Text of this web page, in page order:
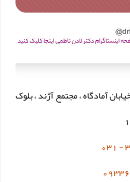
آمادگاه ، مجتمع آژند ، بلوک